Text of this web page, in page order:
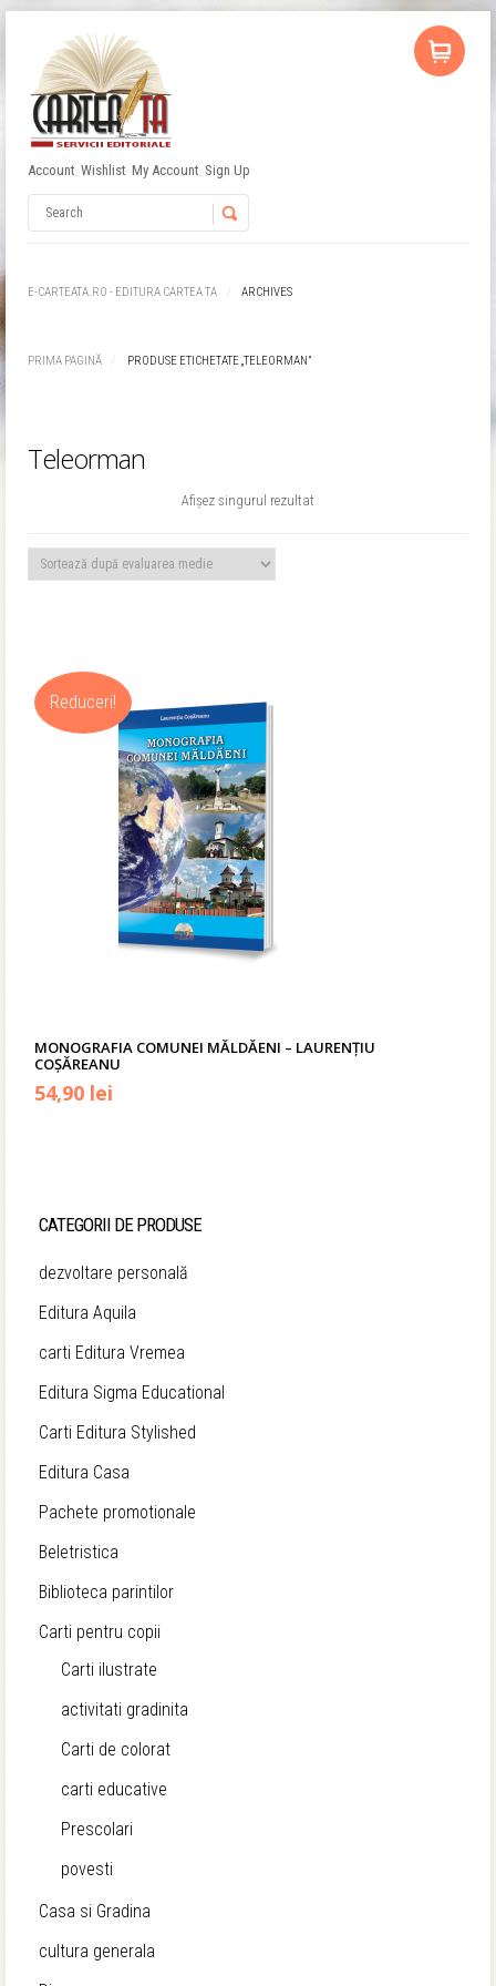
Account Wishlist My Account Sign Up
E-CARTEATA.RO - EDITURA CARTEA TA ARCHIVES
PRIMA PAGINĂ PRODUSE ETICHETATE „TELEORMAN”
Teleorman
Afișez singurul rezultat
Reduceri!
MONOGRAFIA COMUNEI MĂLDĂENI – LAURENȚIU
COȘĂREANU
Prețul
fost:
54,90 lei
54,90 lei.
CATEGORII DE PRODUSE
dezvoltare personală
Editura Aquila
carti Editura Vremea
Editura Sigma Educational
Carti Editura Stylished
Editura Casa
Pachete promotionale
Beletristica
Biblioteca parintilor
Carti pentru copii
Carti ilustrate
activitati gradinita
Carti de colorat
carti educative
Prescolari
povesti
Casa si Gradina
cultura generala